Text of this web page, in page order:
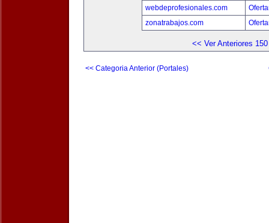
webdeprofesionales.com
zonatrabajos.com
<< Ver Anteriores 150
<< Categoria Anterior (Portales)